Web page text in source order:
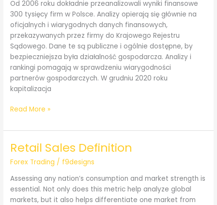
Online
Banking
Od 2006 roku dokładnie przeanalizowali wyniki finansowe
300 tysięcy firm w Polsce. Analizy opierają się głównie na
oficjalnych i wiarygodnych danych finansowych,
przekazywanych przez firmy do Krajowego Rejestru
Sądowego. Dane te są publiczne i ogólnie dostępne, by
bezpieczniejsza była działalność gospodarcza. Analizy i
rankingi pomagają w sprawdzeniu wiarygodności
partnerów gospodarczych. W grudniu 2020 roku
kapitalizacja
CD
Read More »
Retail Sales Definition
Forex Trading / f9designs
Assessing any nation’s consumption and market strength is
essential. Not only does this metric help analyze global
markets, but it also helps differentiate one market from